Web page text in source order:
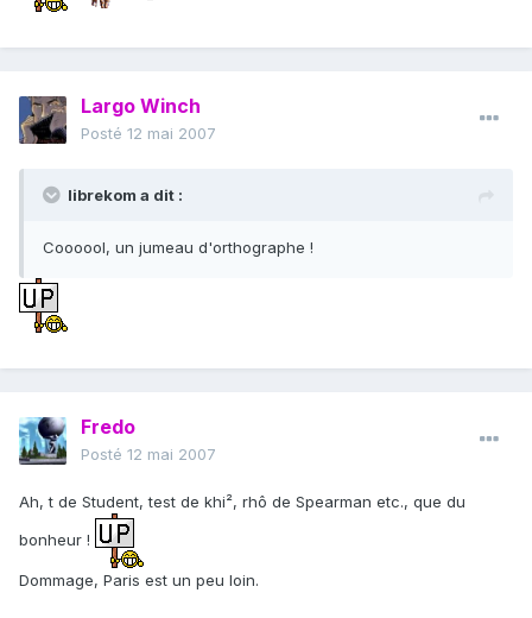
Largo Winch
Posté 12 mai 2007
librekom a dit :
Coooool, un jumeau d'orthographe !
Fredo
Posté 12 mai 2007
Ah, t de Student, test de khi², rhô de Spearman etc., que du
bonheur !
Dommage, Paris est un peu loin.